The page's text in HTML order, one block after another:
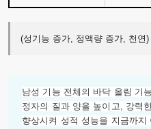
(성기능 증가, 정액량 증가, 천연)
남성 기능 전체의 바닥 올림 기
정자의 질과 양을 높이고, 강력
향상시켜 성적 성능을 지금까